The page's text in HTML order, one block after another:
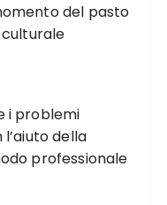
del pasto
culturale
i problemi
della
professionale